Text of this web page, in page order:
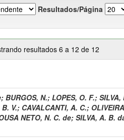
Resultados/Página
resultados 6 a 12 de 12
; BURGOS, N.; LOPES, O. F.; SILVA,
V.; CAVALCANTI, A. C.;
NETO, N. C. de; SILVA, A. B.